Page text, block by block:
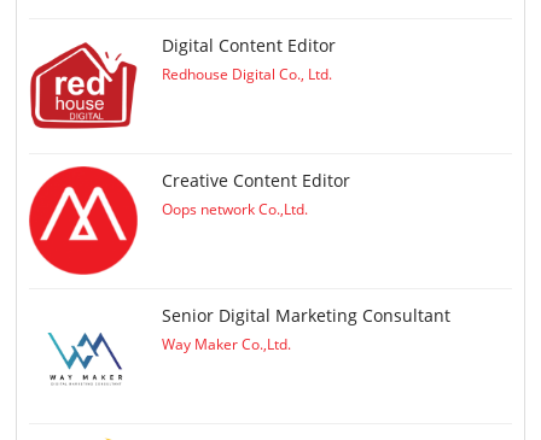
Digital Content Editor
Redhouse Digital Co., Ltd.
Creative Content Editor
Oops network Co.,Ltd.
Senior Digital Marketing Consultant
Way Maker Co.,Ltd.